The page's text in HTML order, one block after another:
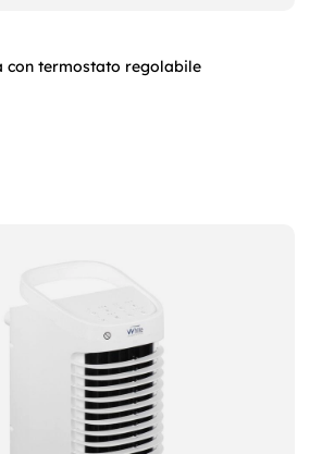
con termostato regolabile